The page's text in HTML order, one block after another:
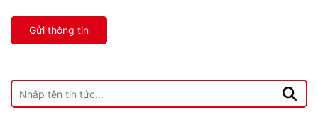
Gửi thông tin